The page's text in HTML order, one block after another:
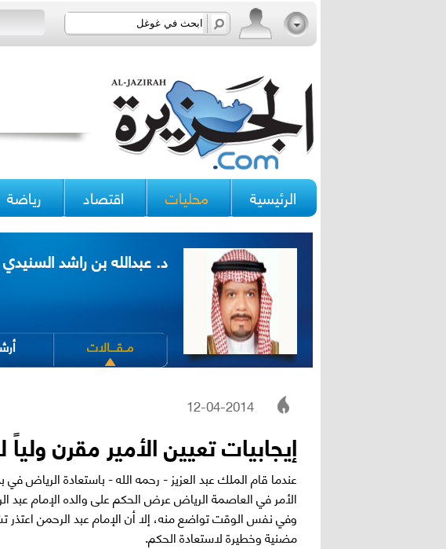
الرئيسية محليات اقتصاد رياضة
د. عبدالله بن راشد السنيدي
مــقــــالات
12-04-2014
إيجابيات تعيين الأمير مقرن
الأمر في العاصمة الرياض عرض الحكم على والده الإمام عبد
وفي نفس الوقت تواضع منه، إلا أن الإمام عبد الرحمن اعتذر
مضنية وخطيرة لاستعادة الحكم.